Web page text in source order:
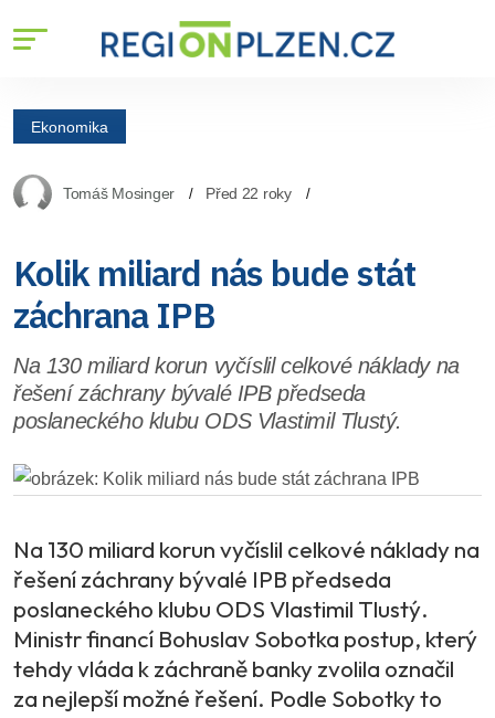
Ekonomika
Tomáš Mosinger Před 22 roky
Kolik miliard nás bude stát
záchrana IPB
Na 130 miliard korun vyčíslil celkové náklady na
řešení záchrany bývalé IPB předseda
poslaneckého klubu ODS Vlastimil Tlustý.
Na 130 miliard korun vyčíslil celkové náklady na
řešení záchrany bývalé IPB předseda
poslaneckého klubu ODS Vlastimil Tlustý.
Ministr financí Bohuslav Sobotka postup, který
tehdy vláda k záchraně banky zvolila označil
za nejlepší možné řešení. Podle Sobotky to